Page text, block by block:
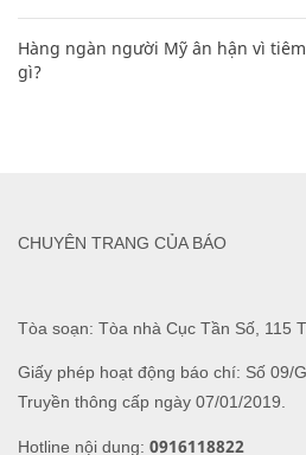
Hàng ngàn người Mỹ ân hận vì tiêm
gì?
Tòa soạn: Tòa nhà Cục Tần Số, 115
Giấy phép hoạt động báo chí: Số 09/
Truyền thông cấp ngày 07/01/2019.
Hotline nội dung: 0916118822
CHUYÊN TRANG CỦA BÁO